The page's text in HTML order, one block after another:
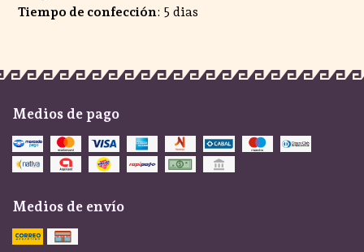
Tiempo de confección: 5 dias
Medios de pago
Medios de envío